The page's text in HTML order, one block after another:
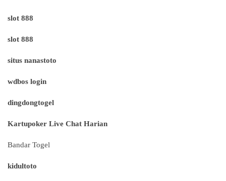
slot 888
slot 888
situs nanastoto
wdbos login
dingdongtogel
Kartupoker Live Chat Harian
Bandar Togel
kidultoto